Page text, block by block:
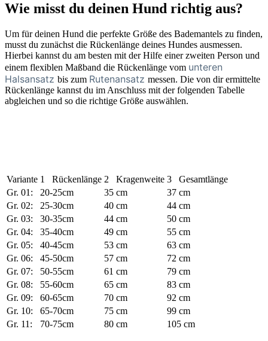
Wie misst du deinen Hund richtig aus?
Um für deinen Hund die perfekte Größe des Bademantels zu finden,
musst du zunächst die Rückenlänge deines Hundes ausmessen.
Hierbei kannst du am besten mit der Hilfe einer zweiten Person und
einem flexiblen Maßband die Rückenlänge vom unteren
Halsansatz bis zum Rutenansatz messen. Die von dir ermittelte
Rückenlänge kannst du im Anschluss mit der folgenden Tabelle
abgleichen und so die richtige Größe auswählen.
Variante 1 Rückenlänge 2 Kragenweite 3
Gesamtlänge
Gr. 01:
20-25cm 35 cm
37 cm
Gr. 02:
25-30cm 40 cm
44 cm
Gr. 03:
30-35cm 44 cm
50 cm
Gr. 04:
35-40cm 49 cm
55 cm
Gr. 05:
40-45cm 53 cm
63 cm
Gr. 06:
45-50cm 57 cm
72 cm
Gr. 07:
50-55cm 61 cm
79 cm
Gr. 08:
55-60cm 65 cm
83 cm
Gr. 09:
60-65cm 70 cm
92 cm
Gr. 10:
65-70cm 75 cm
99 cm
Gr. 11:
70-75cm 80 cm 105 cm